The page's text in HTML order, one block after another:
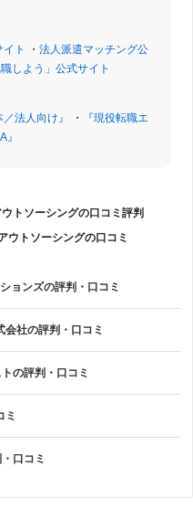
ト ・ 法人派遣マッチング公
しよう」公式サイト
法人向け』 ・
『現役転職エ
トソーシングの口コミ評判
ウトソーシングの口コミ
ョンズの評判・口コミ
社の評判・口コミ
の評判・口コミ
ミ
口コミ